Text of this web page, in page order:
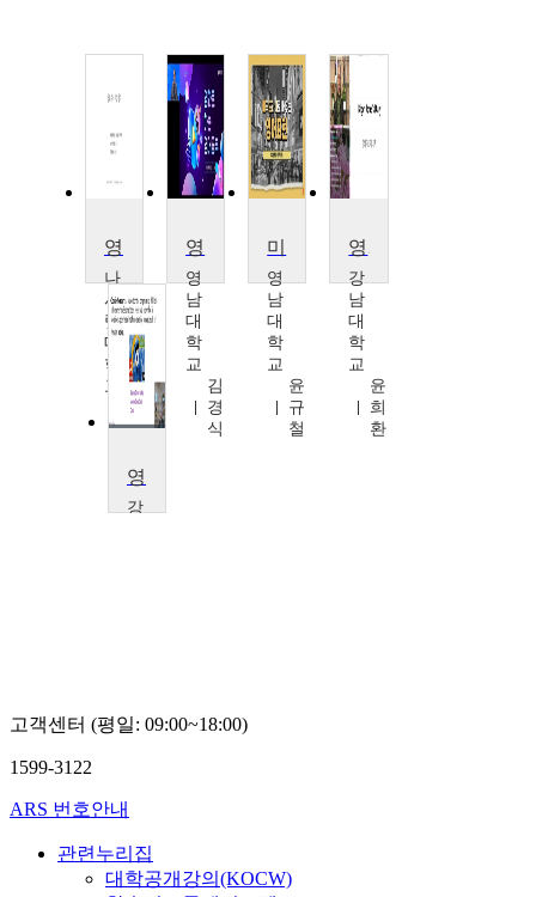
나
사
렛
대
학
교
양
현
영
남
대
학
교
김
경
식
영
남
대
학
교
윤
규
철
영화로 배우는 생활영어Ⅰ
강
남
대
학
교
윤
희
환
강
고객센터 (평일: 09:00~18:00)
1599-3122
ARS 번호안내
관련누리집
대학공개강의(KOCW)